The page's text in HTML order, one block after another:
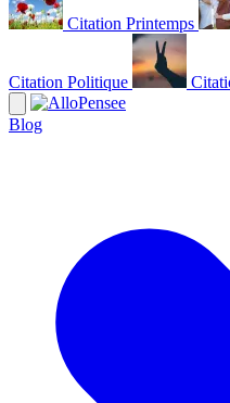
Citation Printemps
Citation Politique
Blog